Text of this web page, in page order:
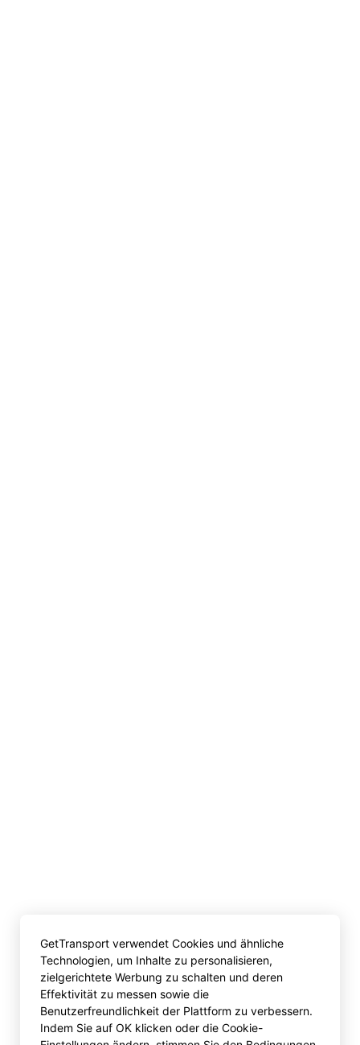
GetTransport verwendet Cookies und ähnliche
Technologien, um Inhalte zu personalisieren,
zielgerichtete Werbung zu schalten und deren
Effektivität zu messen sowie die
Benutzerfreundlichkeit der Plattform zu verbessern.
Indem Sie auf OK klicken oder die Cookie-